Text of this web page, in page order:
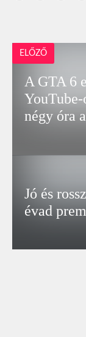
ELŐZŐ
A GTA 6
négy óra
Jó és
évad